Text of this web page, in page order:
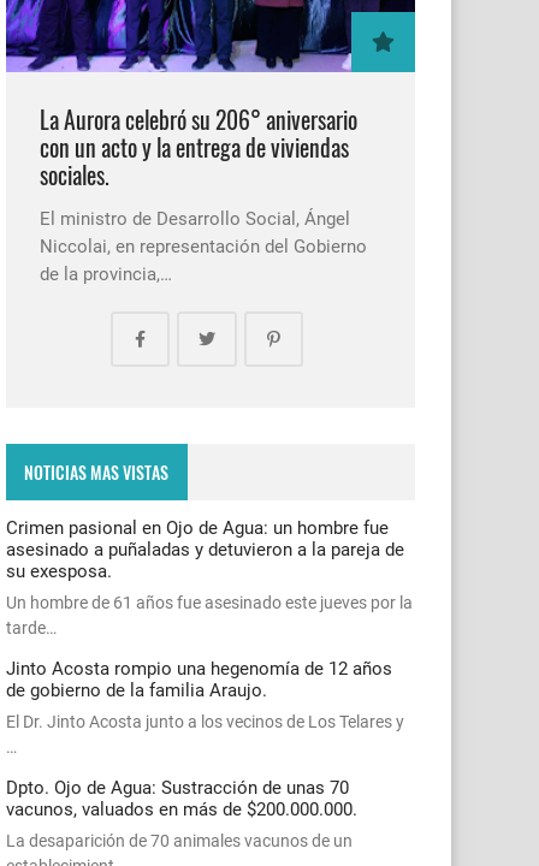
La Aurora celebró su 206° aniversario
con un acto y la entrega de viviendas
sociales.
El ministro de Desarrollo Social, Ángel
Niccolai, en representación del Gobierno
de la provincia,…
NOTICIAS MAS VISTAS
Crimen pasional en Ojo de Agua: un hombre fue
asesinado a puñaladas y detuvieron a la pareja de
su exesposa.
Un hombre de 61 años fue asesinado este jueves por la
tarde…
Jinto Acosta rompio una hegenomía de 12 años
de gobierno de la familia Araujo.
El Dr. Jinto Acosta junto a los vecinos de Los Telares y
…
Dpto. Ojo de Agua: Sustracción de unas 70
vacunos, valuados en más de $200.000.000.
La desaparición de 70 animales vacunos de un